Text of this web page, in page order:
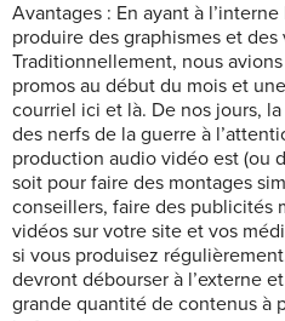
Avantages : En ayant à
produire des graphismes et des
Traditionnellement, nous
promos au début du mois et
courriel ici et là. De nos jours,
des nerfs de la guerre à
production audio vidéo est (ou
soit pour faire des montages
conseillers, faire des publicités
vidéos sur votre site et vos
si vous produisez
devront débourser à l’externe
grande quantité de contenus à